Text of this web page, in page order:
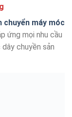
chuyển máy móc
ứng mọi nhu cầu
chuyền sản